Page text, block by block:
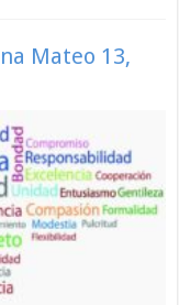
Mateo 13,